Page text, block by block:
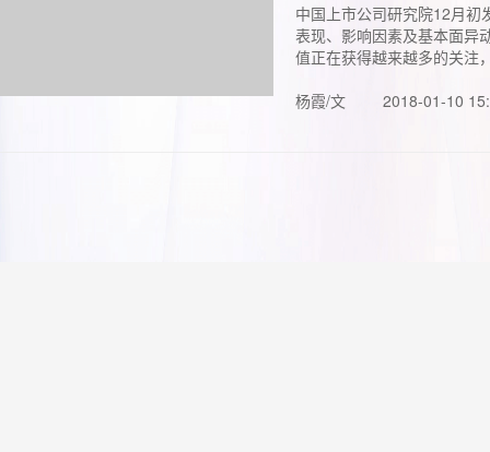
中国上市公司研究院12月初
表现、影响因素及基本面异
值正在获得越来越多的关注
杨霞/文
2018-01-10